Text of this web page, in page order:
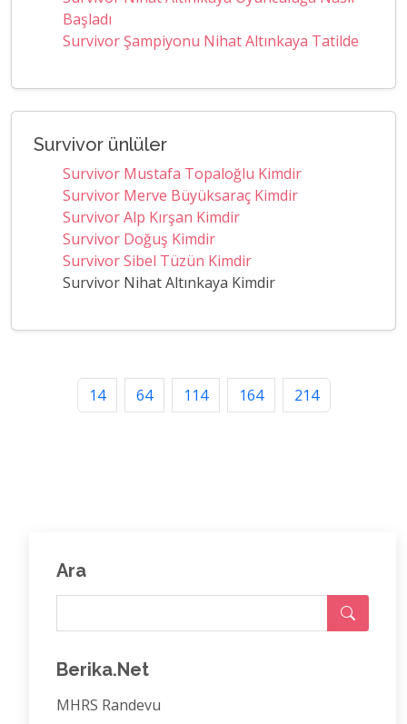
Başladı
Survivor Şampiyonu Nihat Altınkaya Tatilde
Survivor ünlüler
Survivor Mustafa Topaloğlu Kimdir
Survivor Merve Büyüksaraç Kimdir
Survivor Alp Kırşan Kimdir
Survivor Doğuş Kimdir
Survivor Sibel Tüzün Kimdir
Survivor Nihat Altınkaya Kimdir
14 64 114 164 214
Ara
Berika.Net
MHRS Randevu